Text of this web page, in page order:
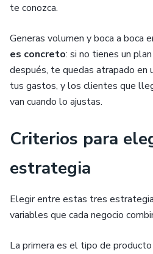
te conozca.
Generas volumen y boca a boca
es concreto: si no tienes un
después, te quedas atrapado en
tus gastos, y los clientes que
van cuando lo ajustas.
Criterios para
estrategia
Elegir entre estas tres
variables que cada negocio
La primera es el tipo de